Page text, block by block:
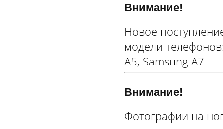
Внимание!
Новое
модели
A5, Samsung A7
Внимание!
Фотографии на